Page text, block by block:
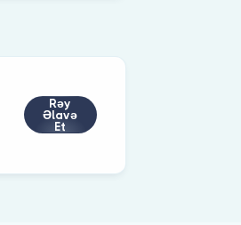
Rəy
Əlavə
Et